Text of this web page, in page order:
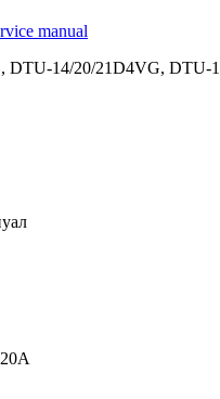
manual
DTU-14/20/21D4VG,